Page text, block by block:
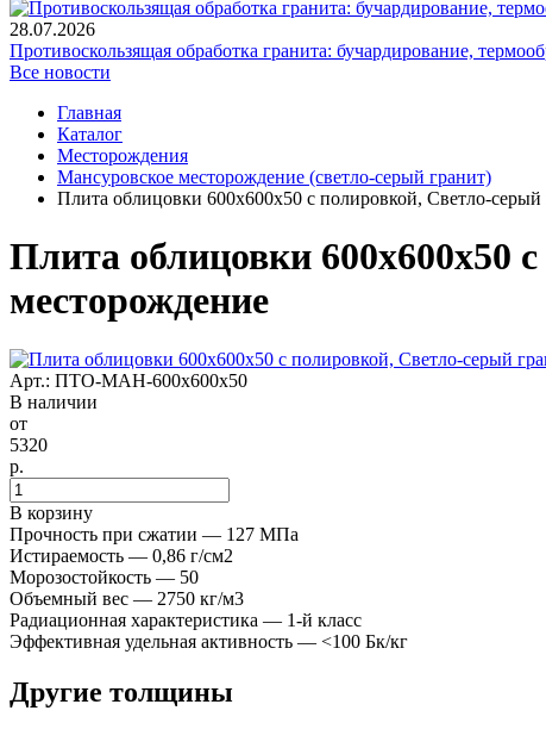
28.07.2026
Противоскользящая обработка гранита: бучардирование,
Все новости
Главная
Каталог
Месторождения
Мансуровское месторождение (светло-серый гранит)
Плита облицовки 600x600x50 с полировкой, Светло-
Плита облицовки 600x600x50
месторождение
Арт.: ПТО-МАН-600х600х50
В наличии
от
5320
р.
В корзину
Прочность при сжатии — 127 МПа
Истираемость — 0,86 г/см2
Морозостойкость — 50
Объемный вес — 2750 кг/м3
Радиационная характеристика — 1-й класс
Эффективная удельная активность — <100 Бк/кг
Другие толщины